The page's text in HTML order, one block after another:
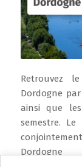
Retrouvez
Dordogne
ainsi que
semestre.
Dordogne